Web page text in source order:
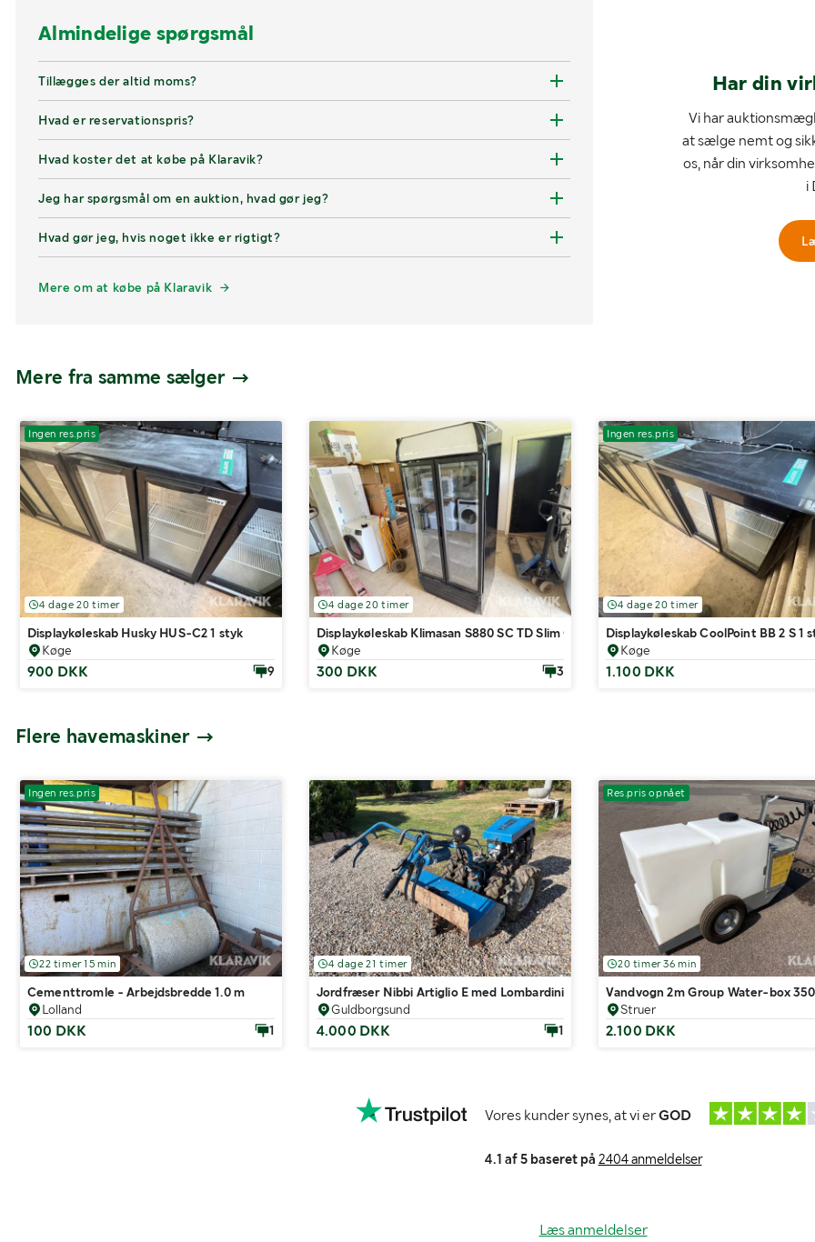
Almindelige spørgsmål
Tillægges der altid moms?
Hvad er reservationspris?
Hvad koster det at købe på Klaravik?
Jeg har spørgsmål om en auktion, hvad gør jeg?
Hvad gør jeg, hvis noget ikke er rigtigt?
Mere om at købe på Klaravik
Har din
Vi har
at sælge nemt og
os, når din
i
Mere fra samme sælger
Ingen res.pris
4 dage 20 timer
Displaykøleskab Husky HUS-C2 1 styk
Køge
900 DKK 9
4 dage 20 timer
Displaykøleskab Klimasan S880 SC TD Slim Orbit med drejeindsats
Køge
300 DKK 3
Ingen res.pris
4 dage 20 timer
Displaykøleskab CoolPoint BB 2 S 1
Køge
1.100 DKK
Flere havemaskiner
Ingen res.pris
22 timer 15 min
Cementtromle - Arbejdsbredde 1.0 m
Lolland
100 DKK 1
4 dage 21 timer
Jordfræser Nibbi Artiglio E med Lombardini 3LD 510N 1-cylindret dieselmotor, 510 cm³
Guldborgsund
4.000 DKK 1
Res.pris opnået
20 timer 36 min
Vandvogn 2m Group Water-box
Struer
2.100 DKK
Vores kunder synes, at vi erGOD
4.1 af 5 baseret på 2404 anmeldelser
Læs anmeldelser